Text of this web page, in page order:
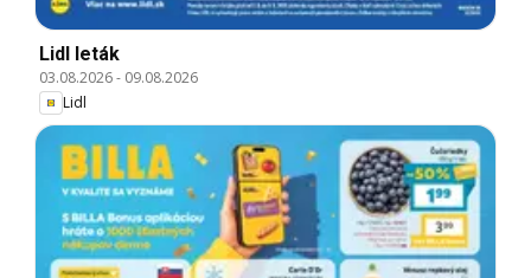
Lidl leták
03.08.2026- 09.08.2026
Lidl